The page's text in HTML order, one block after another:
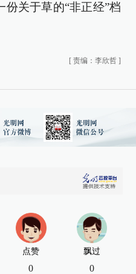
份关于草的“非正经”档
[ 责编：李欣哲 ]
点赞
0
飘过
0